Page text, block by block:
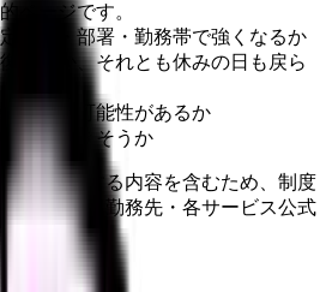
ページです。
の人・部署・勤務帯で強くなるか
するか、それとも休みの日も戻ら
くなる可能性があるか
でも続きそうか
断に影響する内容を含むため、制度
公的機関・勤務先・各サービス公式
ださい。